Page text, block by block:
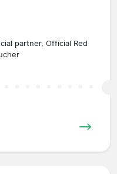
partner, Official Red